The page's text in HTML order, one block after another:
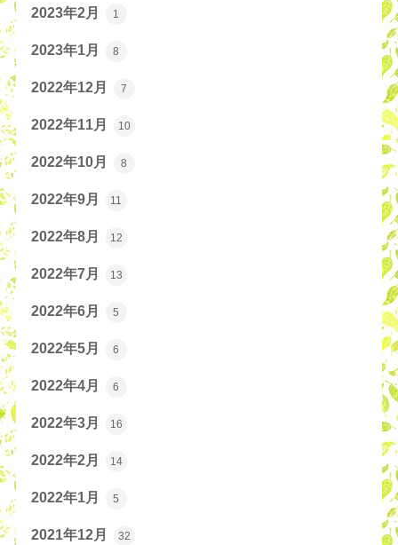
2023年2月 1
2023年1月 8
2022年12月 7
2022年11月 10
2022年10月 8
2022年9月 11
2022年8月 12
2022年7月 13
2022年6月 5
2022年5月 6
2022年4月 6
2022年3月 16
2022年2月 14
2022年1月 5
2021年12月 32